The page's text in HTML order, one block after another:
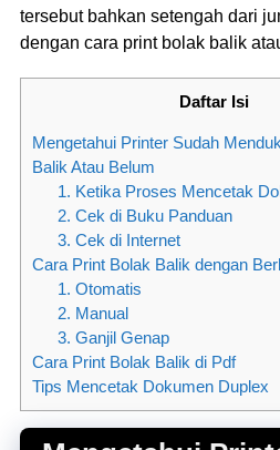
tersebut bahkan setengah dari
dengan cara print bolak balik
Daftar Isi
Mengetahui Printer Sudah
Balik Atau Belum
1. Ketika Proses Mencetak
2. Cek di Buku Panduan
3. Cek di Internet
Cara Print Bolak Balik dengan
1. Otomatis
2. Manual
3. Ganjil Genap
Cara Print Bolak Balik di Pdf
Tips Mencetak Dokumen Duplex